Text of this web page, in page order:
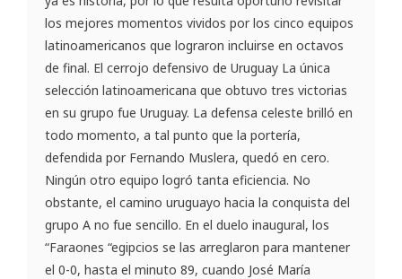
los mejores momentos vividos por los cinco equipos
latinoamericanos que lograron incluirse en octavos
de final. El cerrojo defensivo de Uruguay La única
selección latinoamericana que obtuvo tres victorias
en su grupo fue Uruguay. La defensa celeste brilló en
todo momento, a tal punto que la portería,
defendida por Fernando Muslera, quedó en cero.
Ningún otro equipo logró tanta eficiencia. No
obstante, el camino uruguayo hacia la conquista del
grupo A no fue sencillo. En el duelo inaugural, los
“Faraones “egipcios se las arreglaron para mantener
el 0-0, hasta el minuto 89, cuando José María